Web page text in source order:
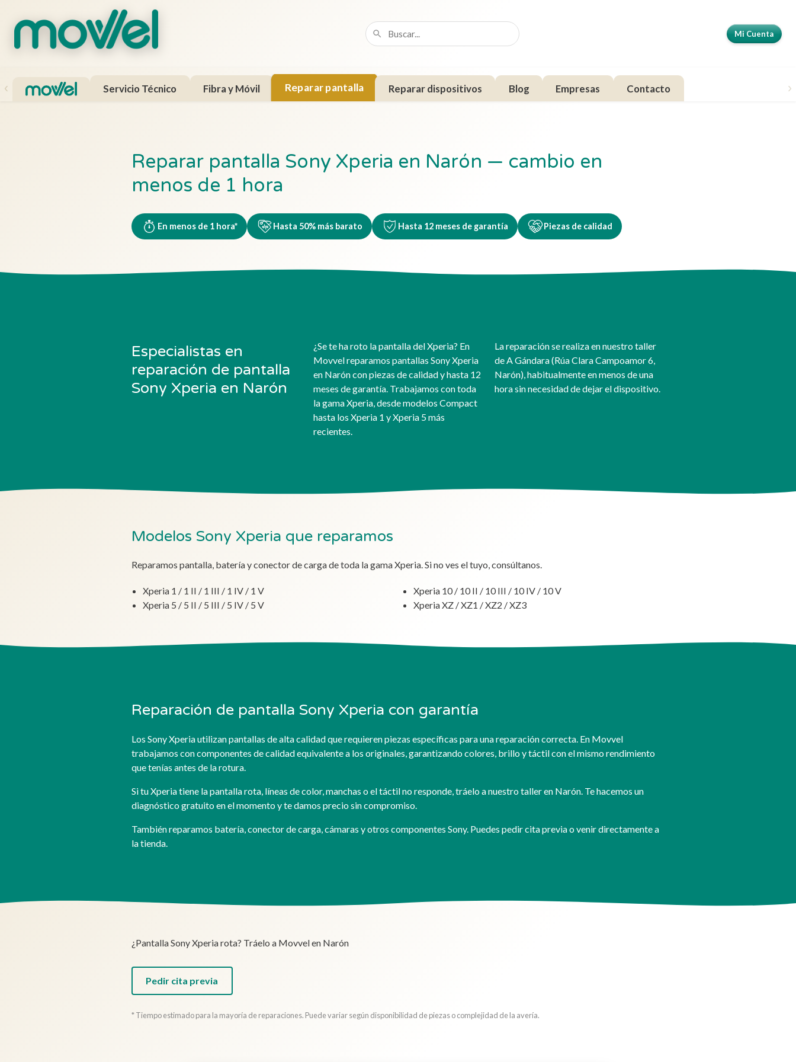
Mi Cuenta
‹ Servicio Técnico Fibra y Móvil Reparar pantalla Reparar dispositivos Blog Empresas Contacto ›
Reparar pantalla Sony Xperia en Narón — cambio en
menos de 1 hora
En menos de 1 hora* Hasta 50% más barato Hasta 12 meses de garantía Piezas de calidad
Especialistas en
reparación de pantalla
Sony Xperia en Narón
¿Se te ha roto la pantalla del Xperia? En
Movvel reparamos pantallas Sony Xperia
en Narón con piezas de calidad y hasta 12
meses de garantía. Trabajamos con toda
la gama Xperia, desde modelos Compact
hasta los Xperia 1 y Xperia 5 más
recientes.
La reparación se realiza en nuestro taller
de A Gándara (Rúa Clara Campoamor 6,
Narón), habitualmente en menos de una
hora sin necesidad de dejar el dispositivo.
Modelos Sony Xperia que reparamos
Reparamos pantalla, batería y conector de carga de toda la gama Xperia. Si no ves el tuyo, consúltanos.
Xperia 1 / 1 II / 1 III / 1 IV / 1 V
Xperia 5 / 5 II / 5 III / 5 IV / 5 V
Xperia 10 / 10 II / 10 III / 10 IV / 10 V
Xperia XZ / XZ1 / XZ2 / XZ3
Reparación de pantalla Sony Xperia con garantía
Los Sony Xperia utilizan pantallas de alta calidad que requieren piezas específicas para una reparación correcta. En Movvel
trabajamos con componentes de calidad equivalente a los originales, garantizando colores, brillo y táctil con el mismo rendimiento
que tenías antes de la rotura.
Si tu Xperia tiene la pantalla rota, líneas de color, manchas o el táctil no responde, tráelo a nuestro taller en Narón. Te hacemos un
diagnóstico gratuito en el momento y te damos precio sin compromiso.
También reparamos batería, conector de carga, cámaras y otros componentes Sony. Puedes pedir cita previa o venir directamente a
la tienda.
¿Pantalla Sony Xperia rota? Tráelo a Movvel en Narón
Pedir cita previa
* Tiempo estimado para la mayoría de reparaciones. Puede variar según disponibilidad de piezas o complejidad de la avería.